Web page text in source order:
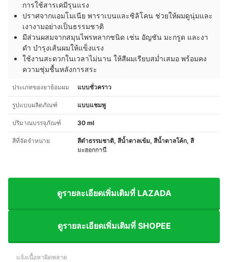
การใช้สารเคมีรุนแรง
ปราศจากแอมโมเนีย พาราเบนและซิลิโคน ช่วยให้ผมดูนุ่มและ
เงางามอย่างเป็นธรรมชาติ
มีส่วนผสมจากสมุนไพรหลากชนิด เช่น อัญชัน มะกรูด และงา
ดำ บำรุงเส้นผมให้แข็งแรง
ใช้งานสะดวกในเวลาไม่นาน ให้สีผมเรียบสม่ำเสมอ พร้อมคง
ความชุ่มชื้นหลังการสระ
ประเภทของยาย้อมผม แบบชั่วคราว
รูปแบบผลิตภัณฑ์ แบบแชมพู
ปริมาณบรรจุภัณฑ์ 30 ml
สีที่จัดจำหน่าย
สีดำธรรมชาติ, สีน้ำตาลเข้ม, สีน้ำตาลโค้ก, สี
มะฮอกกานี
ดูรายละเอียดเพิ่มเติมที่ LAZADA
ดูรายละเอียดเพิ่มเติมที่ SHOPEE
แจ้งเนื้อหาผิดพลาด